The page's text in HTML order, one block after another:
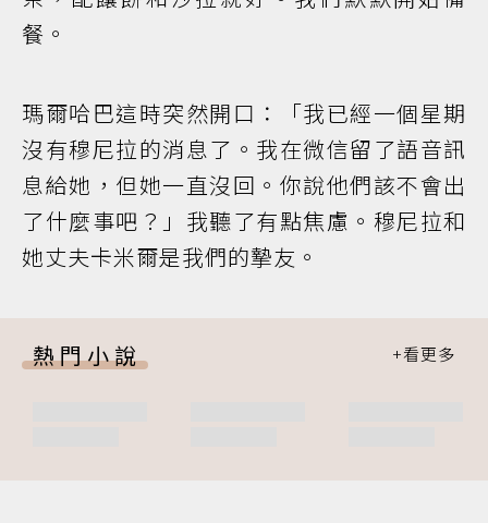
餐。
瑪爾哈巴這時突然開口：「我已經一個星期
沒有穆尼拉的消息了。我在微信留了語音訊
息給她，但她一直沒回。你說他們該不會出
了什麼事吧？」我聽了有點焦慮。穆尼拉和
她丈夫卡米爾是我們的摯友。
熱門小說